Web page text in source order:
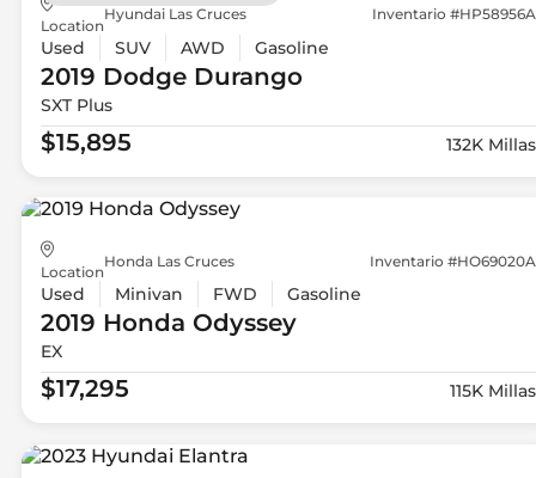
Location
Hyundai Las Cruces Inventario #HP58956A
Used SUV AWD Gasoline
2019 DodgeDurango
SXT Plus
$15,895 132K Millas
Location
Honda Las Cruces Inventario #HO69020A
Used Minivan FWD Gasoline
2019 Honda Odyssey
EX
$17,295 115K Millas